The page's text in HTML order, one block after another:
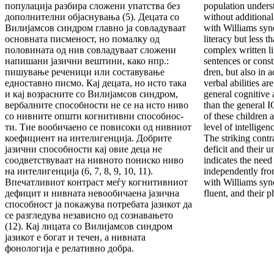
популација разбира сложени упатства без
до­пол­нителни об­јас­нувања (5). Децата со
Вили­јам­сов синдром главно ја совладуваат
ос­нов­на­та писменост, но помалку од
половината од нив совладуваат сложени
напишани јазични вешти­ни, како нпр.:
пишување реченици или составу­вање
едноставно писмо. Кај децата, но исто така
и кај возрасните со Вилијамсов син­дром,
вербалните способности не се на исто ни­во
со нивните општи когнитивни способ­нос­
ти. Тие вообичаено се повисоки од нивниот
кое­фи­ци­ент на интелигенција. Добрите
јазични способ­нос­ти кај овие деца не
соодветствуваат на нивното пониско ниво
на интелигенција (6, 7, 8, 9, 10, 11).
Впечатливиот контраст меѓу когнитивниот
де­фи­цит и нивната невообичаена јазична
способ­ност ја покажува потребата јазикот да
се раз­гле­­дува независно од сознавањето
(12). Кај ли­ца­та со Вил­ијамсов синдром
јазикот е богат и течен, а нив­ната
фонологија е релативно добра.
population
without
with Williams
literacy but less
complex written
sentences or
dren, but also in
verbal abilities
general cognitive
than the general
of these children
level of
The striking
defi­cit and their
indicates the
independently
with Williams
fluent, and their